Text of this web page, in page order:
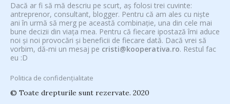
Dacă ar fi să mă descriu pe scurt, aș folosi trei cuvinte:
antreprenor, consultant, blogger. Pentru că am ales cu niște
ani în urmă să merg pe această combinație, una din cele mai
bune decizii din viața mea. Pentru că fiecare ipostază îmi aduce
noi și noi provocări și beneficii de fiecare dată. Dacă vrei să
vorbim, dă-mi un mesaj pe cristi@kooperativa.ro. Restul fac
eu :D
Politica de confidențialitate
© Toate drepturile sunt rezervate. 2020